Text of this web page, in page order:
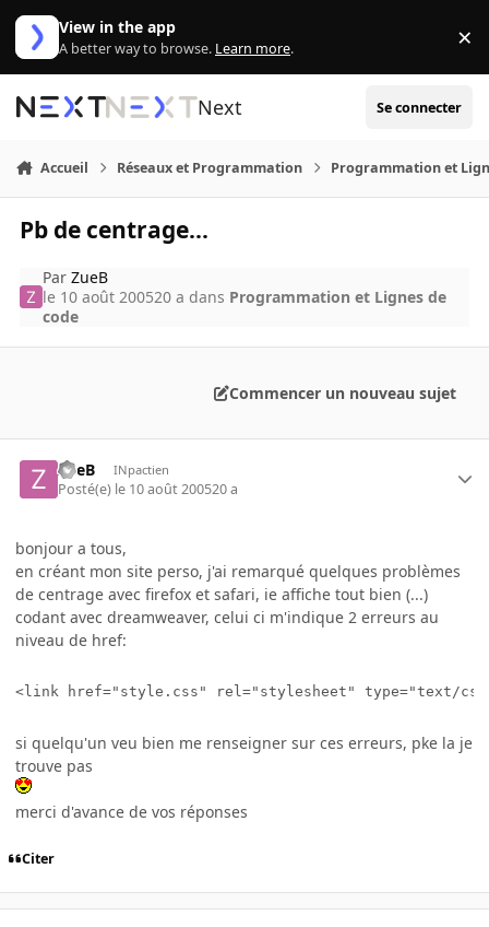
Aller au contenu
View in the app
A better way to browse. Learn more. ×
Next Se connecter
Accueil Réseaux et Programmation Programmation et
Pb de centrage...
ParZueB
le 10 août 200520 a dans Programmation et Lignes de
code
Commencer un nouveau sujet
ZueB INpactien
Posté(e) le 10 août 200520 a
bonjour a tous,
en créant mon site perso, j'ai remarqué quelques problèmes
de centrage avec firefox et safari, ie affiche tout bien (...)
codant avec dreamweaver, celui ci m'indique 2 erreurs au
niveau de href:
<link href="style.css" rel="stylesheet" type="text/
si quelqu'un veu bien me renseigner sur ces erreurs, pke la je
trouve pas
merci d'avance de vos réponses
Citer